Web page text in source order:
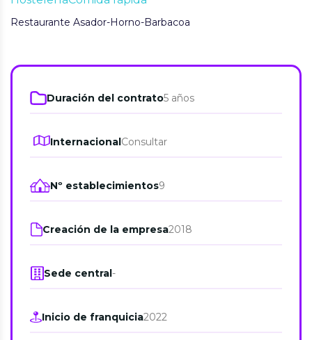
Restaurante Asador-Horno-Barbacoa
Duración del contrato5 años
InternacionalConsultar
Nº establecimientos9
Creación de la empresa2018
Sede central-
Inicio de franquicia2022